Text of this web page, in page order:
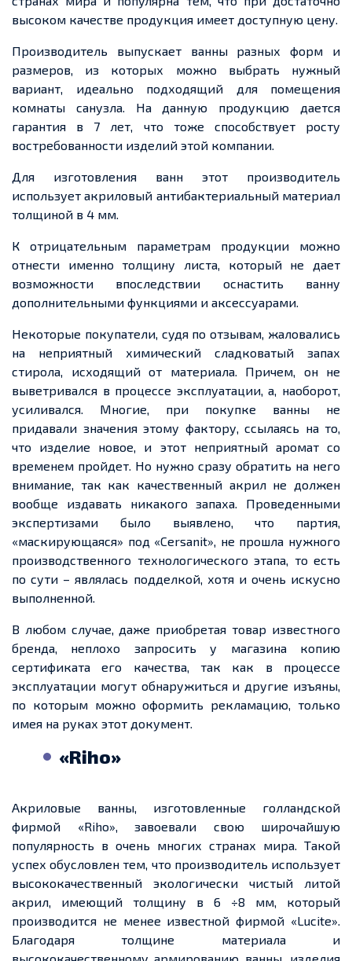
высоком качестве продукция имеет доступную цену.
Производитель выпускает ванны разных форм и
размеров, из которых можно выбрать нужный
вариант, идеально подходящий для помещения
комнаты санузла. На данную продукцию дается
гарантия в 7 лет, что тоже способствует росту
востребованности изделий этой компании.
Для изготовления ванн этот производитель
использует акриловый антибактериальный материал
толщиной в 4 мм.
К отрицательным параметрам продукции можно
отнести именно толщину листа, который не дает
возможности впоследствии оснастить ванну
дополнительными функциями и аксессуарами.
Некоторые покупатели, судя по отзывам, жаловались
на неприятный химический сладковатый запах
стирола, исходящий от материала. Причем, он не
выветривался в процессе эксплуатации, а, наоборот,
усиливался. Многие, при покупке ванны не
придавали значения этому фактору, ссылаясь на то,
что изделие новое, и этот неприятный аромат со
временем пройдет. Но нужно сразу обратить на него
внимание, так как качественный акрил не должен
вообще издавать никакого запаха. Проведенными
экспертизами было выявлено, что партия,
«маскирующаяся» под «Сersanit», не прошла нужного
производственного технологического этапа, то есть
по сути – являлась подделкой, хотя и очень искусно
выполненной.
В любом случае, даже приобретая товар известного
бренда, неплохо запросить у магазина копию
сертификата его качества, так как в процессе
эксплуатации могут обнаружиться и другие изъяны,
по которым можно оформить рекламацию, только
имея на руках этот документ.
«Riho»
Акриловые ванны, изготовленные голландской
фирмой «Riho», завоевали свою широчайшую
популярность в очень многих странах мира. Такой
успех обусловлен тем, что производитель использует
высококачественный экологически чистый литой
акрил, имеющий толщину в 6 ÷8 мм, который
производится не менее известной фирмой «Lucite».
Благодаря толщине материала и